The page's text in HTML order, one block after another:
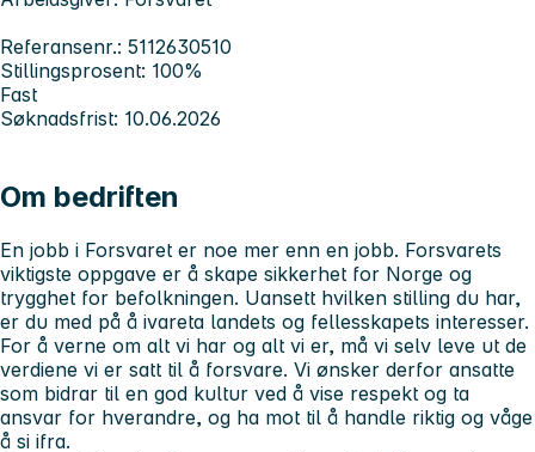
Referansenr.: 5112630510
Stillingsprosent: 100%
Fast
Søknadsfrist: 10.06.2026
Om bedriften
En jobb i Forsvaret er noe mer enn en jobb. Forsvarets
viktigste oppgave er å skape sikkerhet for Norge og
trygghet for befolkningen. Uansett hvilken stilling du har,
er du med på å ivareta landets og fellesskapets interesser.
For å verne om alt vi har og alt vi er, må vi selv leve ut de
verdiene vi er satt til å forsvare. Vi ønsker derfor ansatte
som bidrar til en god kultur ved å vise respekt og ta
ansvar for hverandre, og ha mot til å handle riktig og våge
å si ifra.